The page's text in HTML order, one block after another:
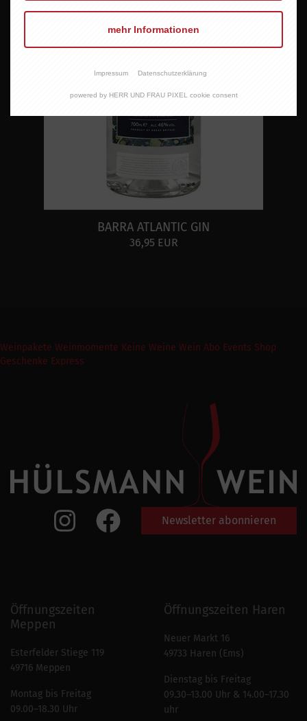
BARRA ATLANTIC GIN
36,95 EUR
Weinpakete Weinmomente Keine Weine Wein Abo Events Shop
Geschenke Express
Newsletter abonnieren
Öffnungszeiten
Meppen
Esterfelder Stiege 119
49716 Meppen
Montag bis Freitag
09.00–18.30 Uhr
Öffnungszeiten Haren
Neuer Markt 16
49733 Haren (Ems)
Dienstag bis Freitag
09.30–13.00 Uhr & 14.00–17.30
uhr
mehr Informationen
Impressum Datenschutzerklärung
powered by HERR UND FRAU PIXEL cookie consent